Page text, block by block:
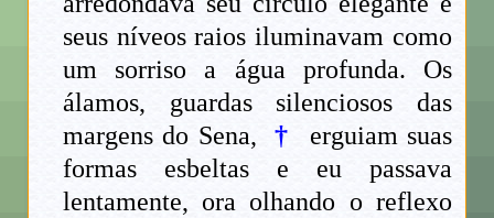
seus níveos raios iluminavam como
um sorriso a água profunda. Os
álamos, guardas silenciosos das
margens do Sena,
†
erguiam suas
formas esbeltas e eu passava
lentamente, ora olhando o reflexo